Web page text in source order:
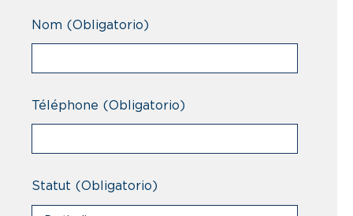
Nom (Obligatorio)
Téléphone (Obligatorio)
Statut (Obligatorio)